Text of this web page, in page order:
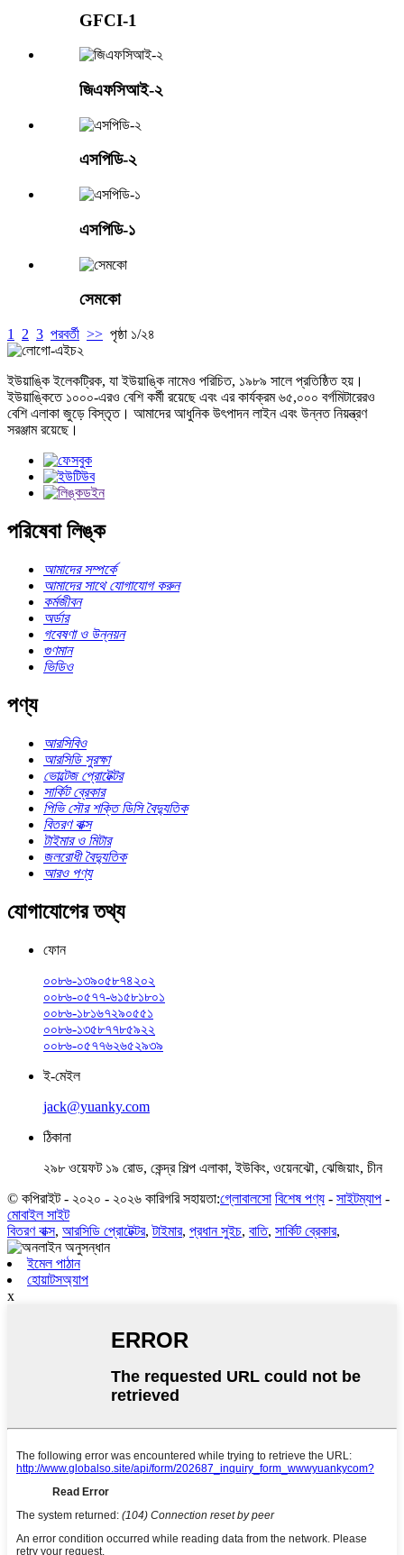
GFCI-1
জিএফসিআই-২
এসপিডি-২
এসপিডি-১
সেমকো
1 2 3 পরবর্তী >> পৃষ্ঠা ১/২৪
ইউয়াঙ্কি ইলেকট্রিক, যা ইউয়াঙ্কি নামেও পরিচিত, ১৯৮৯ সালে প্রতিষ্ঠিত হয়।
ইউয়াঙ্কিতে ১০০০-এরও বেশি কর্মী রয়েছে এবং এর কার্যক্রম ৬৫,০০০ বর্গমিটারেরও
বেশি এলাকা জুড়ে বিস্তৃত। আমাদের আধুনিক উৎপাদন লাইন এবং উন্নত নিয়ন্ত্রণ
সরঞ্জাম রয়েছে।
পরিষেবা লিঙ্ক
আমাদের সম্পর্কে
আমাদের সাথে যোগাযোগ করুন
কর্মজীবন
অর্ডার
গবেষণা ও উন্নয়ন
গুণমান
ভিডিও
পণ্য
আরসিবিও
আরসিডি সুরক্ষা
ভোল্টেজ প্রোটেক্টর
সার্কিট ব্রেকার
পিভি সৌর শক্তি ডিসি বৈদ্যুতিক
বিতরণ বাক্স
টাইমার ও মিটার
জলরোধী বৈদ্যুতিক
আরও পণ্য
যোগাযোগের তথ্য
ফোন
০০৮৬-১৩৯০৫৮৭৪২০২
০০৮৬-০৫৭৭-৬১৫৮১৮০১
০০৮৬-১৮১৬৭২৯০৫৫১
০০৮৬-১৩৫৮৭৭৮৫৯২২
০০৮৬-০৫৭৭৬২৬৫২৯৩৯
ই-মেইল
jack@yuanky.com
ঠিকানা
২৯৮ ওয়েফট ১৯ রোড, কেন্দ্র শিল্প এলাকা, ইউকিং, ওয়েনঝৌ, ঝেজিয়াং, চীন
© কপিরাইট - ২০২০ - ২০২৬ কারিগরি সহায়তা:গ্লোবালসো বিশেষ পণ্য - সাইটম্যাপ -
মোবাইল সাইট
বিতরণ বাক্স, আরসিডি প্রোটেক্টর,টাইমার, প্রধান সুইচ, বাতি, সার্কিট ব্রেকার,
ইমেল পাঠান
হোয়াটসঅ্যাপ
x